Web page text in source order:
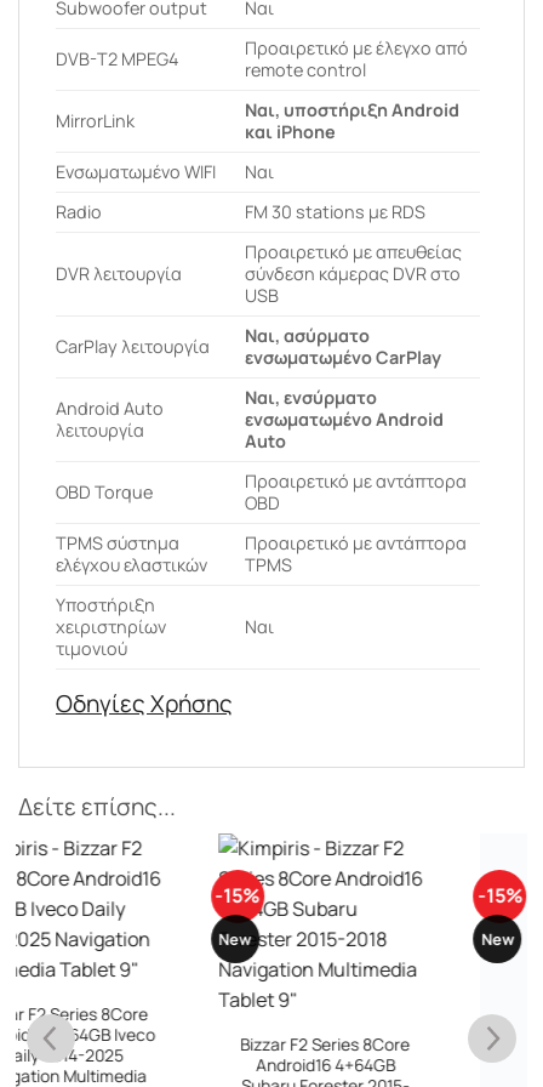
Subwoofer output Ναι
DVB-T2 MPEG4
Προαιρετικό με έλεγχο από
remote control
MirrorLink
Ναι, υποστήριξη Android
και iPhone
Ενσωματωμένο WIFI
Ναι
Radio
FM 30 stations με RDS
DVR λειτουργία
Προαιρετικό με απευθείας
σύνδεση κάμερας DVR στο
USB
CarPlay λειτουργία
Ναι, ασύρματο
ενσωματωμένο CarPlay
Android Auto
λειτουργία
Ναι, ενσύρματο
ενσωματωμένο Android
Auto
OBD Torque
Προαιρετικό με αντάπτορα
OBD
ΤPMS σύστημα
ελέγχου ελαστικών
Προαιρετικό με αντάπτορα
TPMS
Υποστήριξη
χειριστηρίων
τιμονιού
Ναι
Οδηγίες Χρήσης
Δείτε επίσης...
-15%
New
Bizzar F2 Series 8Core
Android16 4+64GB
-15%
New
Bizzar F2 Series 8Core
Android16 4+64GB
Suzuki Jimny 1998-2005
Navigation Multimedia